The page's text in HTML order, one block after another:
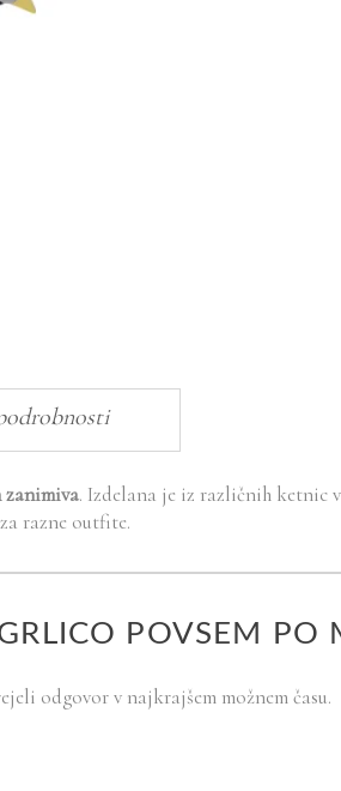
zanimiva. Izdelana je iz različnih ketnic
razne outfite.
POVSEM PO
odgovor v najkrajšem možnem času.